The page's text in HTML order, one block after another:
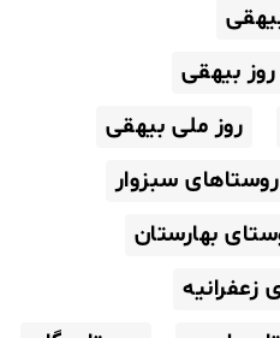
روز بیهقی
روز ملی بیهقی
روستاهای سبزوار
بهارستان
زعفرانیه